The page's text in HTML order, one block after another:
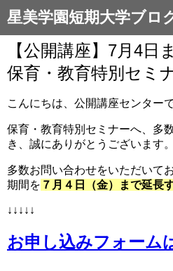
星美学園短期大学ブロ
【公開講座】7月4
保育・教育特別セミ
こんにちは、公開講座センター
保育・教育特別セミナーへ、多
き、誠にありがとうございます。
多数お問い合わせをいただいて
期間を ７月４日（金）まで延長
↓↓↓↓↓
お申し込みフォーム